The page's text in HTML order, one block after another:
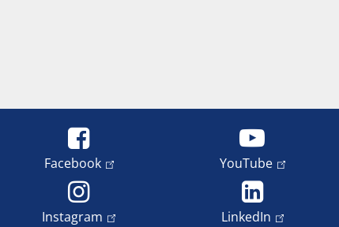
Facebook
YouTube
Instagram LinkedIn